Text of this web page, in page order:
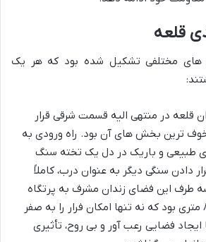
قلعه
مختلفی تشکیل شده بود که هر یک
قلعه در منتهی الیه قسمت شرقی قرار
ترین بخش های آن بود. راه ورودی به
ای طبیعی و باریک در دل یک تخته سنگ
دادن سنگی دیگر به عنوان درب، کاملاً
طرف این فضای زندان مشرف به پرتگاه
عمیق و دره ای ۸۰ متری بود که نه تنها امکان فرار را به صفر
ایجاد فضایی رعب آور و بی روح، تأثیری